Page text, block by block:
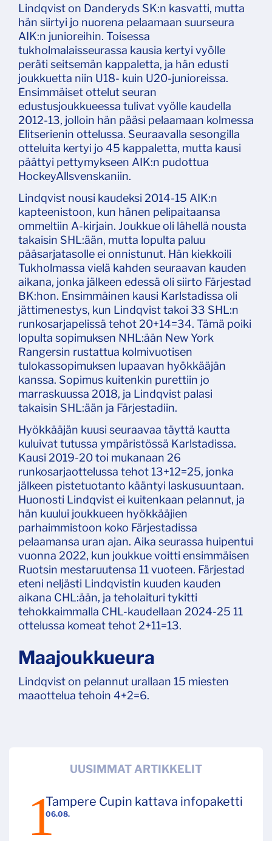
Lindqvist on Danderyds SK:n kasvatti, mutta
hän siirtyi jo nuorena pelaamaan suurseura
AIK:n junioreihin. Toisessa
tukholmalaisseurassa kausia kertyi vyölle
peräti seitsemän kappaletta, ja hän edusti
joukkuetta niin U18- kuin U20-junioreissa.
Ensimmäiset ottelut seuran
edustusjoukkueessa tulivat vyölle kaudella
2012-13, jolloin hän pääsi pelaamaan kolmessa
Elitserienin ottelussa. Seuraavalla sesongilla
otteluita kertyi jo 45 kappaletta, mutta kausi
päättyi pettymykseen AIK:n pudottua
HockeyAllsvenskaniin.
Lindqvist nousi kaudeksi 2014-15 AIK:n
kapteenistoon, kun hänen pelipaitaansa
ommeltiin A-kirjain. Joukkue oli lähellä nousta
takaisin SHL:ään, mutta lopulta paluu
pääsarjatasolle ei onnistunut. Hän kiekkoili
Tukholmassa vielä kahden seuraavan kauden
aikana, jonka jälkeen edessä oli siirto Färjestad
BK:hon. Ensimmäinen kausi Karlstadissa oli
jättimenestys, kun Lindqvist takoi 33 SHL:n
runkosarjapelissä tehot 20+14=34. Tämä poiki
lopulta sopimuksen NHL:ään New York
Rangersin rustattua kolmivuotisen
tulokassopimuksen lupaavan hyökkääjän
kanssa. Sopimus kuitenkin purettiin jo
marraskuussa 2018, ja Lindqvist palasi
takaisin SHL:ään ja Färjestadiin.
Hyökkääjän kuusi seuraavaa täyttä kautta
kuluivat tutussa ympäristössä Karlstadissa.
Kausi 2019-20 toi mukanaan 26
runkosarjaottelussa tehot 13+12=25, jonka
jälkeen pistetuotanto kääntyi laskusuuntaan.
Huonosti Lindqvist ei kuitenkaan pelannut, ja
hän kuului joukkueen hyökkääjien
parhaimmistoon koko Färjestadissa
pelaamansa uran ajan. Aika seurassa huipentui
vuonna 2022, kun joukkue voitti ensimmäisen
Ruotsin mestaruutensa 11 vuoteen. Färjestad
eteni neljästi Lindqvistin kuuden kauden
aikana CHL:ään, ja teholaituri tykitti
tehokkaimmalla CHL-kaudellaan 2024-25 11
ottelussa komeat tehot 2+11=13.
Maajoukkueura
Lindqvist on pelannut urallaan 15 miesten
maaottelua tehoin 4+2=6.
UUSIMMAT ARTIKKELIT
06.08.
Tampere Cupin kattava infopaketti